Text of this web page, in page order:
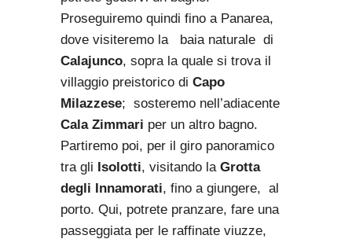
Proseguiremo quindi fino a Panarea,
dove visiteremo la baia naturale di
Calajunco, sopra la quale si trova il
villaggio preistorico diCapo
Milazzese; sosteremo nell’adiacente
Cala Zimmari per un altro bagno.
Partiremo poi, per il giro panoramico
tra gli Isolotti, visitando la Grotta
degli Innamorati, fino a giungere, al
porto. Qui, potrete pranzare, fare una
passeggiata per le raffinate viuzze,